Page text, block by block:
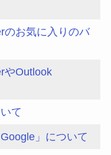
のお気に入りのバ
やOutlook
て
」について